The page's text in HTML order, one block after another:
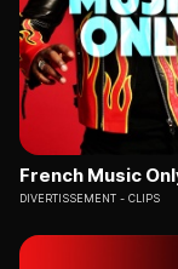
French Music
DIVERTISSEMENT CLIPS